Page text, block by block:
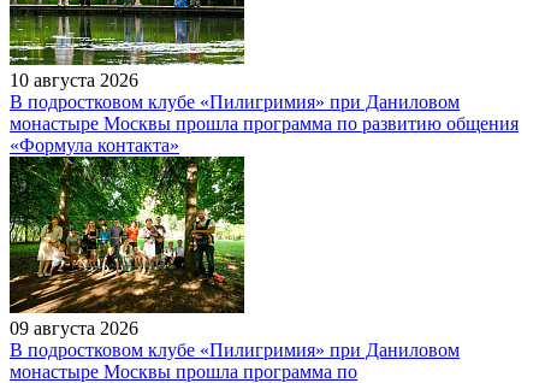
10 августа 2026
В подростковом клубе «Пилигримия» при Даниловом
монастыре Москвы прошла программа по развитию общения
«Формула контакта»
09 августа 2026
В подростковом клубе «Пилигримия» при Даниловом
монастыре Москвы прошла программа по